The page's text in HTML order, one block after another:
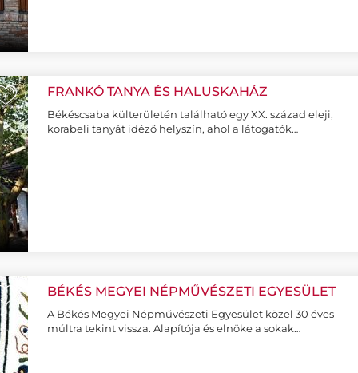
+ FRANKÓ TANYA ÉS HALUSKAHÁZ
Békéscsaba külterületén található egy XX. század eleji,
korabeli tanyát idéző helyszín, ahol a látogatók…
+ BÉKÉS MEGYEI NÉPMŰVÉSZETI EGYESÜLET
A Békés Megyei Népművészeti Egyesület közel 30 éves
múltra tekint vissza. Alapítója és elnöke a sokak…